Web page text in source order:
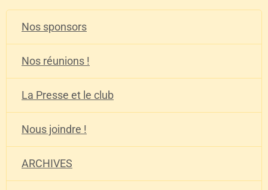
Nos sponsors
Nos réunions !
La Presse et le club
Nous joindre !
ARCHIVES